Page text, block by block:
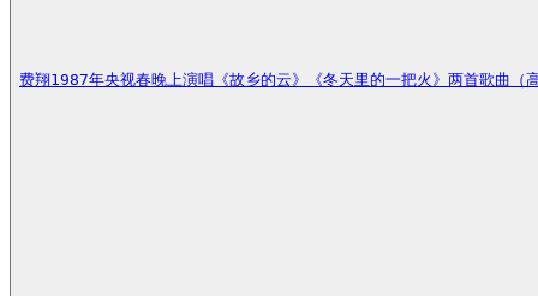
费翔1987年央视春晚上演唱《故乡的云》《冬天里的一把火》两首歌曲